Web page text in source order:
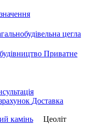
цегла
Приватне
Доставка
камінь
Цеоліт